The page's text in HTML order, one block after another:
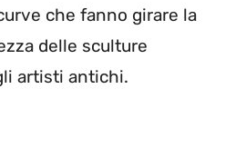
che fanno girare la
delle sculture
artisti antichi.